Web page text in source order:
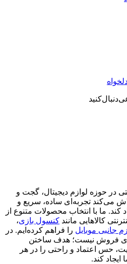
در حوزه لوازم دیجیتال، گجت و
می‌کند تجربه‌ای ساده، سریع و
کند. ما با انتخاب محصولات متنوع از
کالاهایی مانند کنسول بازی،
جانبی موبایل را فراهم کرده‌ایم. در
فروش نیست؛ هدف ساختن
حس اعتماد و راحتی را در هر
ایجاد کند.